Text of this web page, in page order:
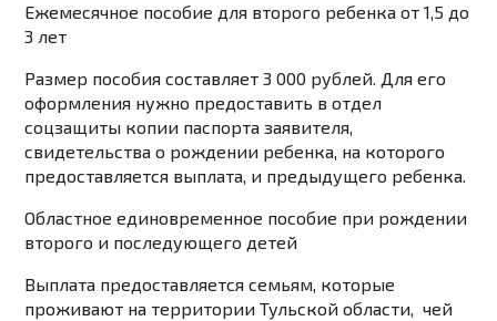
Ежемесячное пособие для второго ребенка от 1,5 до
3 лет
Размер пособия составляет 3 000 рублей. Для его
оформления нужно предоставить в отдел
соцзащиты копии паспорта заявителя,
свидетельства о рождении ребенка, на которого
предоставляется выплата, и предыдущего ребенка.
Областное единовременное пособие при рождении
второго и последующего детей
Выплата предоставляется семьям, которые
проживают на территории Тульской области, чей